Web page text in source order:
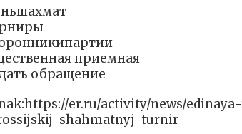
приемная
обращение
er.ru/activity/news/
shahmatnyj-turnir